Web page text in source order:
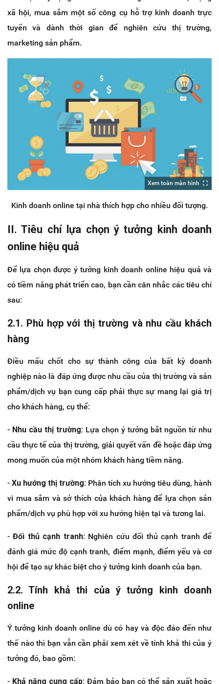
xã hội, mua sắm một số công cụ hỗ trợ kinh doanh trực
tuyến và dành thời gian để nghiên cứu thị trường,
marketing sản phẩm.
Xem toàn màn hình
Kinh doanh online tại nhà thích hợp cho nhiều đối tượng.
II. Tiêu chí lựa chọn ý tưởng kinh doanh
online hiệu quả
Để lựa chọn được ý tưởng kinh doanh online hiệu quả và
có tiềm năng phát triển cao, bạn cần cân nhắc các tiêu chí
sau:
2.1. Phù hợp với thị trường và nhu cầu khách
hàng
Điều mấu chốt cho sự thành công của bất kỳ doanh
nghiệp nào là đáp ứng được nhu cầu của thị trường và sản
phẩm/dịch vụ bạn cung cấp phải thực sự mang lại giá trị
cho khách hàng, cụ thể:
- Nhu cầu thị trường: Lựa chọn ý tưởng bắt nguồn từ nhu
cầu thực tế của thị trường, giải quyết vấn đề hoặc đáp ứng
mong muốn của một nhóm khách hàng tiềm năng.
- Xu hướng thị trường: Phân tích xu hướng tiêu dùng, hành
vi mua sắm và sở thích của khách hàng để lựa chọn sản
phẩm/dịch vụ phù hợp với xu hướng hiện tại và tương lai.
- Đối thủ cạnh tranh:Nghiên cứu đối thủ cạnh tranh để
đánh giá mức độ cạnh tranh, điểm mạnh, điểm yếu và cơ
hội để tạo sự khác biệt cho ý tưởng kinh doanh của bạn.
2.2. Tính khả thi của ý tưởng kinh doanh
online
Ý tưởng kinh doanh online dù có hay và độc đáo đến như
thế nào thì bạn vẫn cần phải xem xét về tính khả thi của ý
tưởng đó, bao gồm:
- Khả năng cung cấp: Đảm bảo bạn có thể sản xuất hoặc